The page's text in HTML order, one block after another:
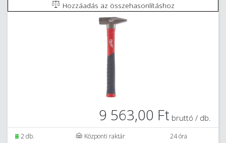
Hozzáadás az összehasonlításhoz
9 563,00 Ft bruttó / db.
2 db. Központi raktár
24 óra